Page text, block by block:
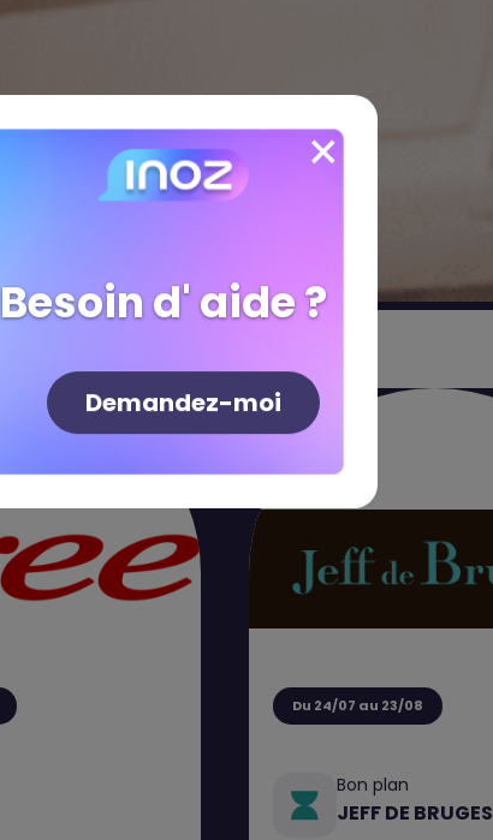
Du 24/07 au 23/08
Bon plan
JEFF DE BRUGES
Besoin d' aide ?
Demandez-moi